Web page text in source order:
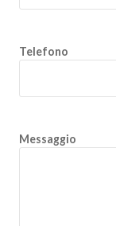
Telefono
Messaggio